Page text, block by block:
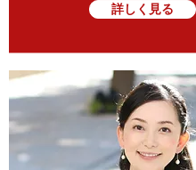
詳しく見る